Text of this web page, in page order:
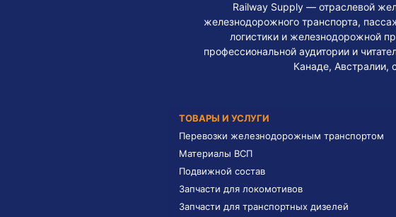
Railway Supply — отраслевой
железнодорожного транспорта,
логистики и железнодорожной
профессиональной аудитории и
Канаде, Австралии,
ТОВАРЫ И УСЛУГИ
Перевозки железнодорожным транспортом
Материалы ВСП
Подвижной состав
Запчасти для локомотивов
Запчасти для транспортных дизелей